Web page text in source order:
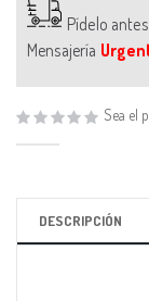
Pídelo
Mensajería
Sea el
DESCRIPCIÓN